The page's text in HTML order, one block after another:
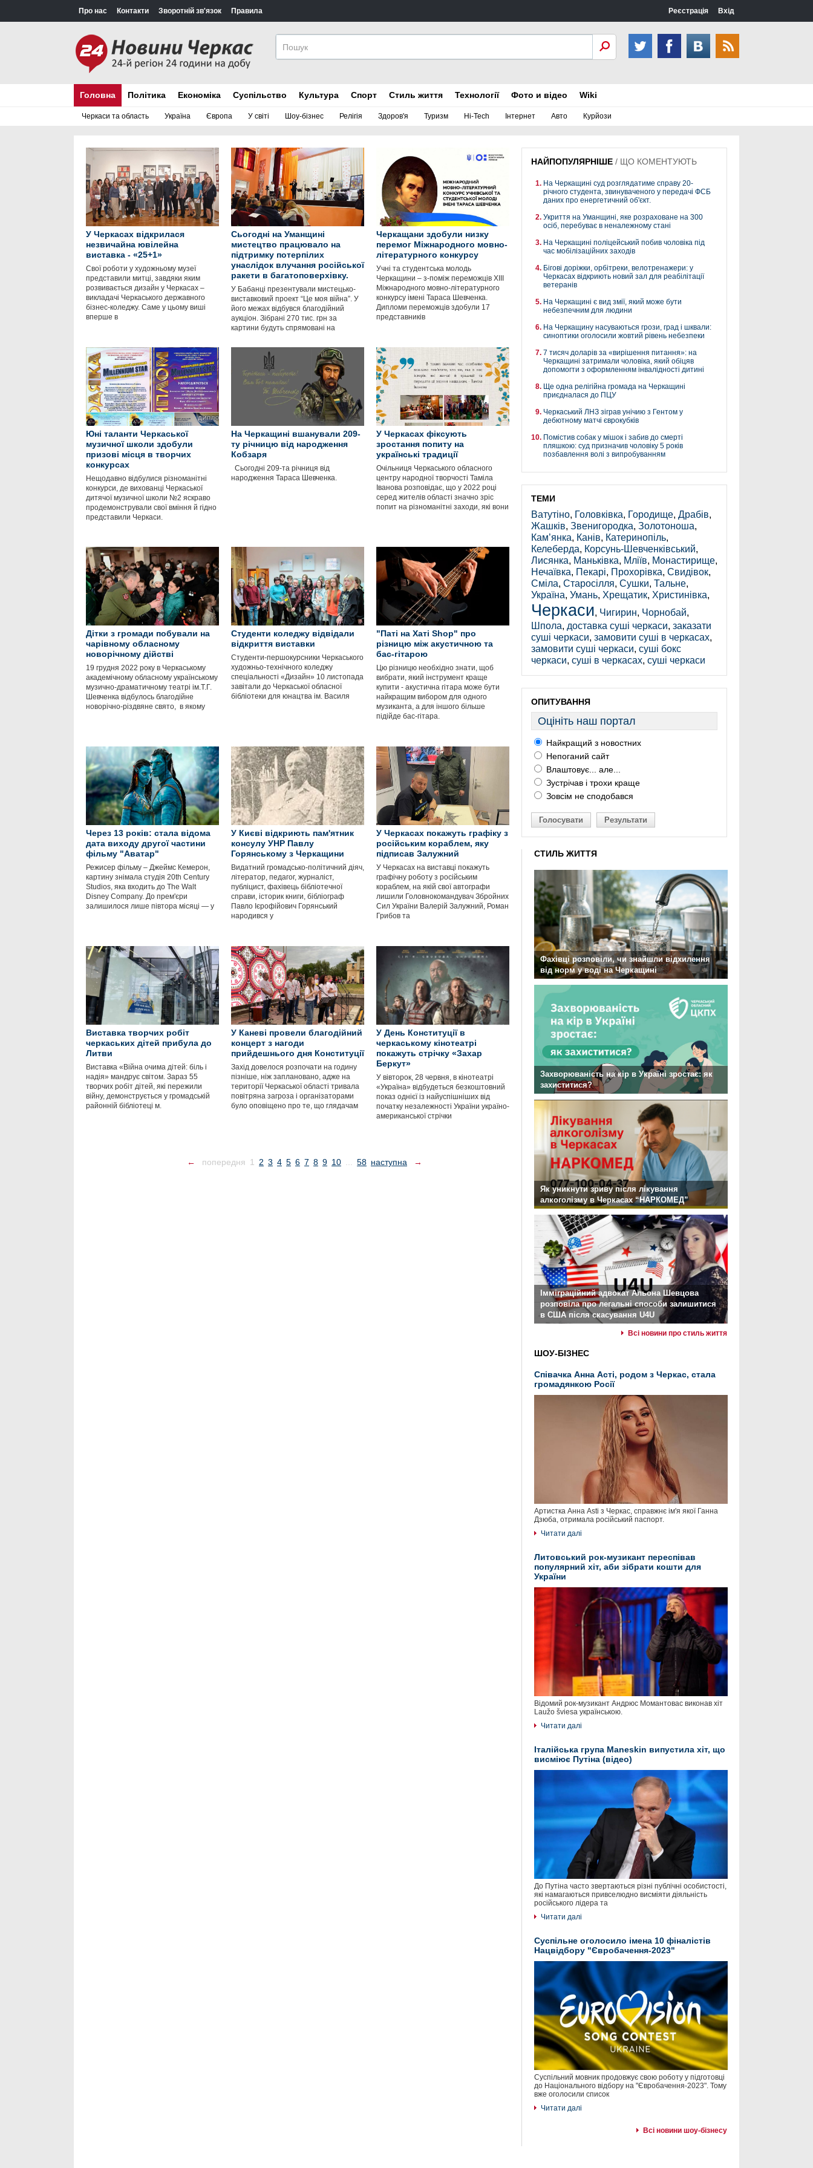
Про нас Контакти Зворотній зв'язок Правила Реєстрація Вхід
Головна
Черкаси та область Україна Європа У світі Шоу-бізнес Релігія Здоров'я Туризм Hi-Tech Інтернет Авто Курйози
Політика Економіка Суспільство Культура Спорт Стиль життя Технології Фото и відео Wiki
У Черкасах відкрилася
незвичайна ювілейна
виставка - «25+1»
Свої роботи у художньому музеї
представили митці, завдяки яким
розвивається дизайн у Черкасах –
викладачі Черкаського державного
бізнес-коледжу. Саме у цьому виші
вперше в
Сьогодні на Уманщині
мистецтво працювало на
підтримку потерпілих
унаслідок влучання російської
ракети в багатоповерхівку.
У Бабанці презентували мистецько-
виставковий проект “Це моя війна”. У
його межах відбувся благодійний
аукціон. Зібрані 270 тис. грн за
картини будуть спрямовані на
Черкащани здобули низку
перемог Міжнародного мовно-
літературного конкурсу
Учні та студентська молодь
Черкащини – з-поміж переможців XIII
Міжнародного мовно-літературного
конкурсу імені Тараса Шевченка.
Дипломи переможців здобули 17
представників
Юні таланти Черкаської
музичної школи здобули
призові місця в творчих
конкурсах
Нещодавно відбулися різноманітні
конкурси, де вихованці Черкаської
дитячої музичної школи №2 яскраво
продемонстрували свої вміння й гідно
представили Черкаси.
На Черкащині вшанували 209-
ту річницю від народження
Кобзаря
Сьогодні 209-та річниця від
народження Тараса Шевченка.
У Черкасах фіксують
зростання попиту на
українські традиції
Очільниця Черкаського обласного
центру народної творчості Таміла
Іванова розповідає, що у 2022 році
серед жителів області значно зріс
попит на різноманітні заходи, які вони
Дітки з громади побували на
чарівному обласному
новорічному дійстві
19 грудня 2022 року в Черкаському
академічному обласному українському
музично-драматичному театрі ім.Т.Г.
Шевченка відбулось благодійне
новорічно-різдвяне свято, в якому
Студенти коледжу відвідали
відкриття виставки
Студенти-першокурсники Черкаського
художньо-технічного коледжу
спеціальності «Дизайн» 10 листопада
завітали до Черкаської обласної
бібліотеки для юнацтва ім. Василя
"Паті на Хаті Shop" про
різницю між акустичною та
бас-гітарою
Цю різницю необхідно знати, щоб
вибрати, який інструмент краще
купити - акустична гітара може бути
найкращим вибором для одного
музиканта, а для іншого більше
підійде бас-гітара.
Через 13 років: стала відома
дата виходу другої частини
фільму "Аватар"
Режисер фільму – Джеймс Кемерон,
картину знімала студія 20th Century
Studios, яка входить до The Walt
Disney Company. До прем'єри
залишилося лише півтора місяці — у
У Києві відкриють пам'ятник
консулу УНР Павлу
Горянському з Черкащини
Видатний громадсько-політичний діяч,
літератор, педагог, журналіст,
публіцист, фахівець бібліотечної
справи, історик книги, бібліограф
Павло Ієрофійович Горянський
народився у
У Черкасах покажуть графіку з
російським кораблем, яку
підписав Залужний
У Черкасах на виставці покажуть
графічну роботу з російським
кораблем, на якій свої автографи
лишили Головнокомандувач Збройних
Сил України Валерій Залужний, Роман
Грибов та
Виставка творчих робіт
черкаських дітей прибула до
Литви
Виставка «Війна очима дітей: біль і
надія» мандрує світом. Зараз 55
творчих робіт дітей, які пережили
війну, демонструється у громадській
районній бібліотеці м.
У Каневі провели благодійний
концерт з нагоди
прийдешнього дня Конституції
Захід довелося розпочати на годину
пізніше, ніж заплановано, адже на
території Черкаської області тривала
повітряна загроза і організаторами
було оповіщено про те, що глядачам
У День Конституції в
черкаському кінотеатрі
покажуть стрічку «Захар
Беркут»
У вівторок, 28 червня, в кінотеатрі
«Україна» відбудеться безкоштовний
показ однієї із найуспішніших від
початку незалежності України україно-
американської стрічки
← попередня 1 2 3 4 5 6 7 8 9 10 58 наступна →
НАЙПОПУЛЯРНІШЕ / ЩО КОМЕНТУЮТЬ
На Черкащині суд розглядатиме справу 20-
річного студента, звинуваченого у передачі ФСБ
даних про енергетичний об'єкт.
Укриття на Уманщині, яке розраховане на 300
осіб, перебуває в неналежному стані
На Черкащині поліцейський побив чоловіка під
час мобілізаційних заходів
Бігові доріжки, орбітреки, велотренажери: у
Черкасах відкриють новий зал для реабілітації
ветеранів
На Черкащині є вид змії, який може бути
небезпечним для людини
На Черкащину насуваються грози, град і шквали:
синоптики оголосили жовтий рівень небезпеки
7 тисяч доларів за «вирішення питання»: на
Черкащині затримали чоловіка, який обіцяв
допомогти з оформленням інвалідності дитині
Ще одна релігійна громада на Черкащині
приєдналася до ПЦУ
Черкаський ЛНЗ зіграв унічию з Гентом у
дебютному матчі єврокубків
Помістив собак у мішок і забив до смерті
пляшкою: суд призначив чоловіку 5 років
позбавлення волі з випробуванням
ТЕМИ
Ватутіно, Головківка, Городище, Драбів,
Жашків, Звенигородка, Золотоноша,
Кам’янка, Канів, Катеринопіль,
Келеберда, Корсунь-Шевченківський,
Лисянка, Маньківка, Мліїв, Монастирище,
Нечаївка, Пекарі, Прохорівка, Свидівок,
Сміла, Старосілля, Сушки, Тальне,
Україна, Умань, Хрещатик, Христинівка,
Черкаси, Чигирин, Чорнобай,
Шпола, доставка суші черкаси, заказати
суші черкаси, замовити суші в черкасах,
замовити суші черкаси, суші бокс
черкаси, суші в черкасах, суші черкаси
ОПИТУВАННЯ
Оцініть наш портал
Найкращий з новостних
Непоганий сайт
Влаштовує... але...
Зустрічав і трохи краще
Зовсім не сподобався
Голосувати Результати
СТИЛЬ ЖИТТЯ
Фахівці розповіли, чи знайшли відхилення
від норм у воді на Черкащині
Захворюваність на кір в Україні зростає: як
захиститися?
Як уникнути зриву після лікування
алкоголізму в Черкасах “НАРКОМЕД”
Імміграційний адвокат Альона Шевцова
розповіла про легальні способи залишитися
в США після скасування U4U
Всі новини про стиль життя
ШОУ-БІЗНЕС
Співачка Анна Асті, родом з Черкас, стала
громадянкою Росії
Артистка Анна Asti з Черкас, справжнє ім'я якої Ганна
Дзюба, отримала російський паспорт.
Читати далі
Литовський рок-музикант переспівав
популярний хіт, аби зібрати кошти для
України
Відомий рок-музикант Андрюс Момантовас виконав хіт
Laužo šviesa українською.
Читати далі
Італійська група Maneskin випустила хіт, що
висміює Путіна (відео)
До Путіна часто звертаються різні публічні особистості,
які намагаються привселюдно висміяти діяльність
російського лідера та
Читати далі
Суспільне оголосило імена 10 фіналістів
Нацвідбору "Євробачення-2023"
Суспільний мовник продовжує свою роботу у підготовці
до Національного відбору на "Євробачення-2023". Тому
вже оголосили список
Читати далі
Всі новини шоу-бізнесу